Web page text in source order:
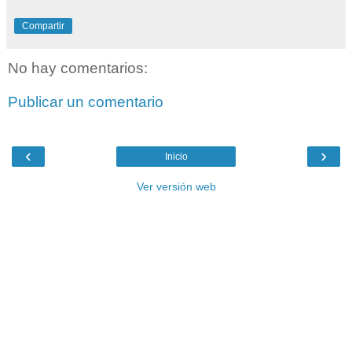
Compartir
No hay comentarios:
Publicar un comentario
‹ ›
Inicio
Ver versión web